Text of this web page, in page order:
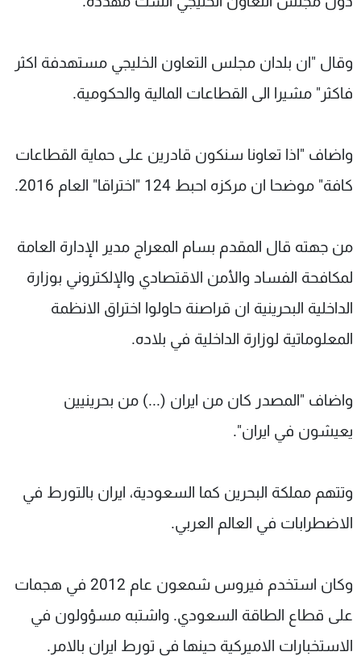
وقال "ان بلدان مجلس التعاون الخليجي مستهدفة اكثر
فاكثر" مشيرا الى القطاعات المالية والحكومية.
واضاف "اذا تعاونا سنكون قادرين على حماية القطاعات
كافة" موضحا ان مركزه احبط 124 "اختراقا" العام 2016.
من جهته قال المقدم بسام المعراج مدير الإدارة العامة
لمكافحة الفساد والأمن الاقتصادي والإلكتروني بوزارة
الداخلية البحرينية ان قراصنة حاولوا اختراق الانظمة
المعلوماتية لوزارة الداخلية في بلاده.
واضاف "المصدر كان من ايران (...) من بحرينيين
يعيشون في ايران".
وتتهم مملكة البحرين كما السعودية، ايران بالتورط في
الاضطرابات في العالم العربي.
وكان استخدم فيروس شمعون عام 2012 في هجمات
على قطاع الطاقة السعودي. واشتبه مسؤولون في
الاستخبارات الاميركية حينها في تورط ايران بالامر.